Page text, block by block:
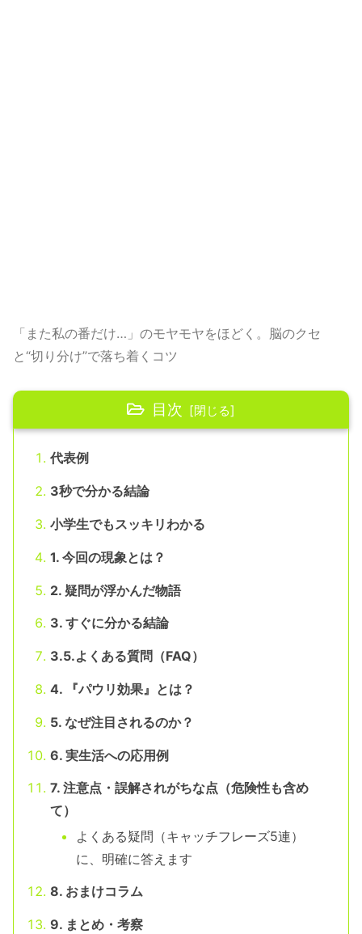
「また私の番だけ…」のモヤモヤをほどく。脳のクセ
と“切り分け”で落ち着くコツ
目次
代表例
3秒で分かる結論
小学生でもスッキリわかる
1. 今回の現象とは？
2. 疑問が浮かんだ物語
3. すぐに分かる結論
3.5.よくある質問（FAQ）
4. 『パウリ効果』とは？
5. なぜ注目されるのか？
6. 実生活への応用例
7. 注意点・誤解されがちな点（危険性も含め
て）
よくある疑問（キャッチフレーズ5連）
に、明確に答えます
8. おまけコラム
9. まとめ・考察